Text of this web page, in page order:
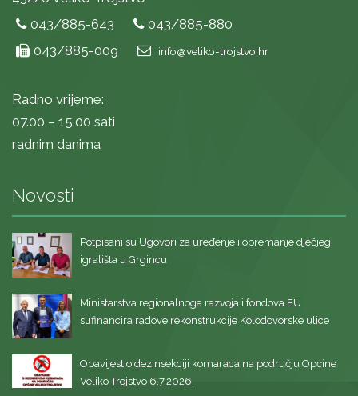
043/885-643
043/885-880
043/885-009
info@veliko-trojstvo.hr
Radno vrijeme:
07.00 – 15.00 sati
radnim danima
Novosti
Potpisani su Ugovori za uređenje i opremanje dječjeg
igrališta u Grgincu
Ministarstva regionalnoga razvoja i fondova EU
sufinancira radove rekonstrukcije Kolodovorske ulice
Obavijest o dezinsekciji komaraca na području Općine
Veliko Trojstvo 6.7.2026.